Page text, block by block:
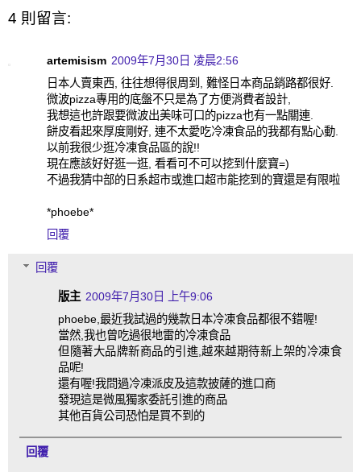
4 則留言:
artemisism 2009年7月30日 凌晨2:56
日本人賣東西, 往往想得很周到, 難怪日本商品銷路都很好.
微波pizza專用的底盤不只是為了方便消費者設計,
我想這也許跟要微波出美味可口的pizza也有一點關連.
餅皮看起來厚度剛好, 連不太愛吃冷凍食品的我都有點心動.
以前我很少逛冷凍食品區的說!!
現在應該好好逛一逛, 看看可不可以挖到什麼寶=)
不過我猜中部的日系超市或進口超市能挖到的寶還是有限啦
*phoebe*
回覆
回覆
版主 2009年7月30日 上午9:06
phoebe,最近我試過的幾款日本冷凍食品都很不錯喔!
當然,我也曾吃過很地雷的冷凍食品
但隨著大品牌新商品的引進,越來越期待新上架的冷凍食
品呢!
還有喔!我問過冷凍派皮及這款披薩的進口商
發現這是微風獨家委託引進的商品
其他百貨公司恐怕是買不到的
回覆